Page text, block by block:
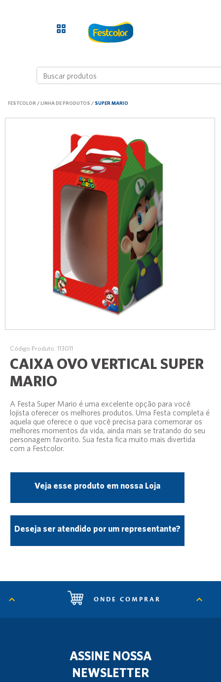
FESTCOLOR /LINHA DE PRODUTOS / SUPER MARIO
Código Produto: 113011
CAIXA OVO VERTICAL SUPER
MARIO
A Festa Super Mario é uma excelente opção para você
lojista oferecer os melhores produtos. Uma Festa completa é
aquela que oferece o que você precisa para comemorar os
melhores momentos da vida, ainda mais se tratando do seu
personagem favorito. Sua festa fica muito mais divertida
com a Festcolor.
Veja esse produto em nossa Loja
Deseja ser atendido por um representante?
ONDE COMPRAR
ASSINE NOSSA
NEWSLETTER